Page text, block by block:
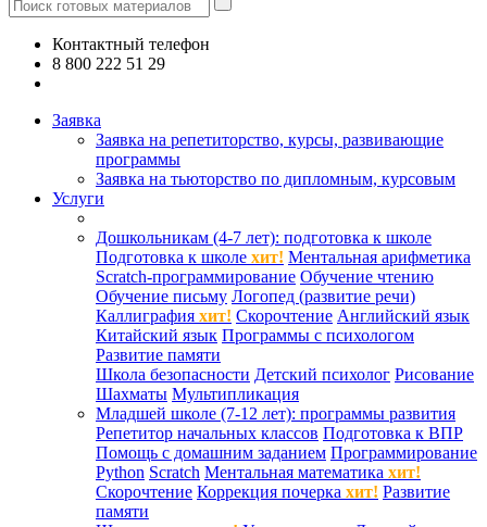
Контактный телефон
8 800 222 51 29
Заявка
Заявка на репетиторство, курсы, развивающие
программы
Заявка на тьюторство по дипломным, курсовым
Услуги
Дошкольникам (4-7 лет): подготовка к школе
Подготовка к школе хит! Ментальная арифметика
Scratch-программирование Обучение чтению
Обучение письму Логопед (развитие речи)
Каллиграфия хит! Скорочтение Английский язык
Китайский язык Программы с психологом
Развитие памяти
Школа безопасности Детский психолог Рисование
Шахматы Мультипликация
Младшей школе (7-12 лет): программы развития
Репетитор начальных классов Подготовка к ВПР
Помощь с домашним заданием Программирование
Python Scratch Ментальная математика хит!
Скорочтение Коррекция почерка хит! Развитие
памяти